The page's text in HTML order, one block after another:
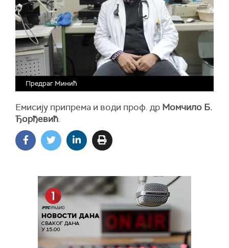
Предраг Минић
Eмисију припрема и води проф. др Момчило Б.
Ђорђевић.